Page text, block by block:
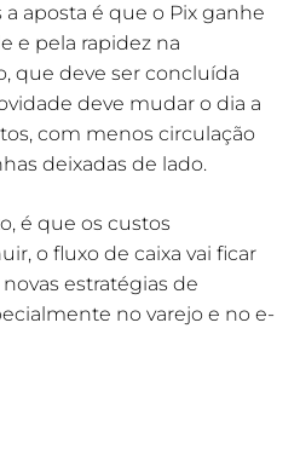
aposta é que o Pix ganhe
e pela rapidez na
que deve ser concluída
deve mudar o dia a
com menos circulação
deixadas de lado.
é que os custos
o fluxo de caixa vai ficar
estratégias de
no varejo e no e-